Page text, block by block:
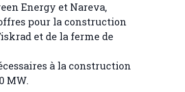
Energy et Nareva,
pour la construction
et de la ferme de
à la construction
MW.